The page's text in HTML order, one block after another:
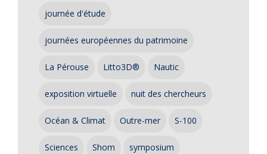
journée d'étude
journées européennes du patrimoine
La Pérouse Litto3D® Nautic
exposition virtuelle nuit des chercheurs
Océan & Climat Outre-mer S-100
Sciences Shom symposium